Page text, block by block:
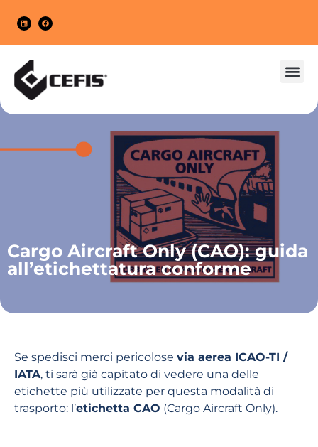
Cargo Aircraft Only (CAO): guida
all’etichettatura conforme
Se spedisci merci pericolose via aerea ICAO-TI /
IATA, ti sarà già capitato di vedere una delle
etichette più utilizzate per questa modalità di
trasporto: l’etichetta CAO (Cargo Aircraft Only).